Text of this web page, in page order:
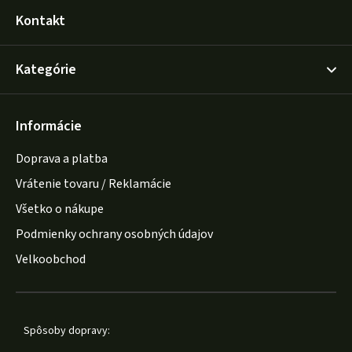
Kontakt
Kategórie
Informácie
Doprava a platba
Vrátenie tovaru / Reklamácie
Všetko o nákupe
Podmienky ochrany osobných údajov
Velkoobchod
Spôsoby dopravy: